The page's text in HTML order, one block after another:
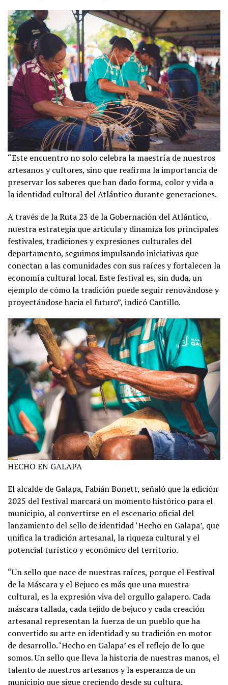
“Este encuentro no solo celebra la maestría de nuestros
artesanos y cultores, sino que reafirma la importancia de
preservar los saberes que han dado forma, color y vida a
la identidad cultural del Atlántico durante generaciones.
A través de la Ruta 23 de la Gobernación del Atlántico,
nuestra estrategia que articula y dinamiza los principales
festivales, tradiciones y expresiones culturales del
departamento, seguimos impulsando iniciativas que
conectan a las comunidades con sus raíces y fortalecen la
economía cultural local. Este festival es, sin duda, un
ejemplo de cómo la tradición puede seguir renovándose y
proyectándose hacia el futuro”, indicó Cantillo.
HECHO EN GALAPA
El alcalde de Galapa, Fabián Bonett, señaló que la edición
2025 del festival marcará un momento histórico para el
municipio, al convertirse en el escenario oficial del
lanzamiento del sello de identidad ‘Hecho en Galapa’, que
unifica la tradición artesanal, la riqueza cultural y el
potencial turístico y económico del territorio.
“Un sello que nace de nuestras raíces, porque el Festival
de la Máscara y el Bejuco es más que una muestra
cultural, es la expresión viva del orgullo galapero. Cada
máscara tallada, cada tejido de bejuco y cada creación
artesanal representan la fuerza de un pueblo que ha
convertido su arte en identidad y su tradición en motor
de desarrollo. ‘Hecho en Galapa’ es el reflejo de lo que
somos. Un sello que lleva la historia de nuestras manos, el
talento de nuestros artesanos y la esperanza de un
municipio que sigue creciendo desde su cultura.